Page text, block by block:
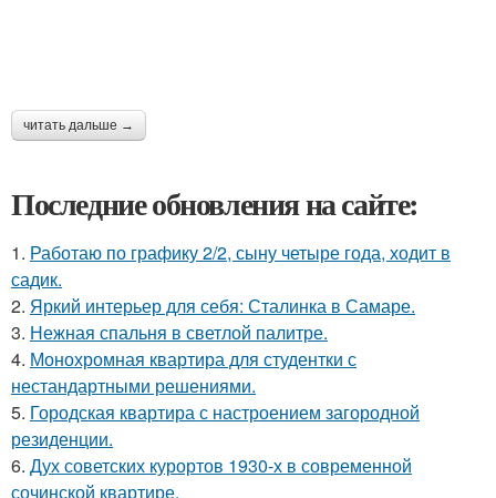
читать дальше →
Последние обновления на сайте:
1. Работаю по графику 2/2, сыну четыре года, ходит в
садик.
2. Яркий интерьер для себя: Сталинка в Самаре.
3. Нежная спальня в светлой палитре.
4. Монохромная квартира для студентки с
нестандартными решениями.
5. Городская квартира с настроением загородной
резиденции.
6. Дух советских курортов 1930-х в современной
сочинской квартире.